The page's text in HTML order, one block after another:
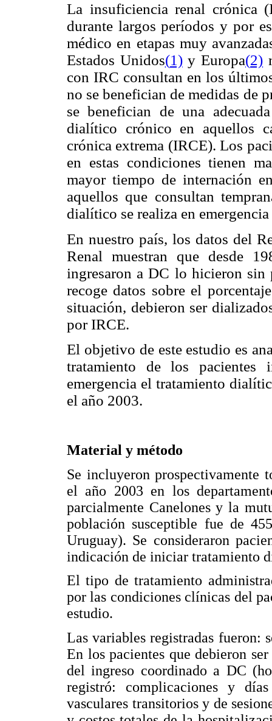
La insuficiencia renal crónica
durante largos períodos y por
médico en etapas muy
Estados Unidos(1)y Europa(2)
con IRC consultan en los
no se benefician de medidas de
se benefician de una
dialítico crónico en aquellos
crónica extrema (IRCE). Los
en estas condiciones tienen
mayor tiempo de internación
aquellos que consultan
dialítico se realiza en
En nuestro país, los datos del
Renal muestran que desde
ingresaron a DC lo hicieron sin
recoge datos sobre el
situación, debieron ser
por IRCE.
El objetivo de este estudio es
tratamiento de los
emergencia el tratamiento
el año 2003.
Material y método
Se incluyeron prospectivamente
el año 2003 en los
parcialmente Canelones y la
población susceptible fue de
Uruguay). Se consideraron
indicación de iniciar tratamiento
El tipo de tratamiento
por las condiciones clínicas del
estudio.
Las variables registradas fueron:
En los pacientes que debieron
del ingreso coordinado a DC
registró: complicaciones y
vasculares transitorios y de